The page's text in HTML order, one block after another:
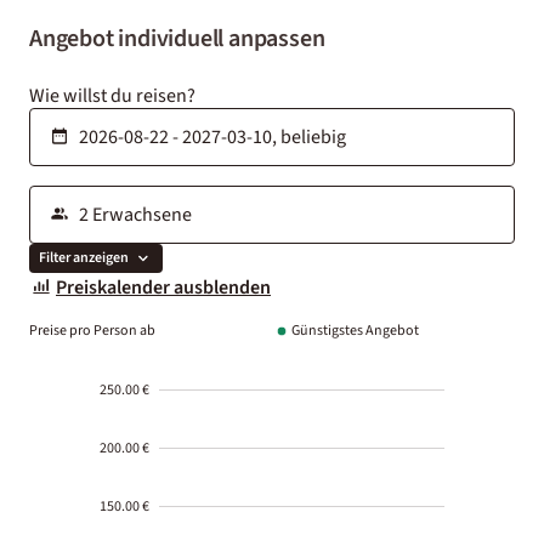
Angebot individuell anpassen
Wie willst du reisen?
Filter anzeigen
Preiskalender ausblenden
Preise pro Person ab Günstigstes Angebot
250.00 €
200.00 €
150.00 €